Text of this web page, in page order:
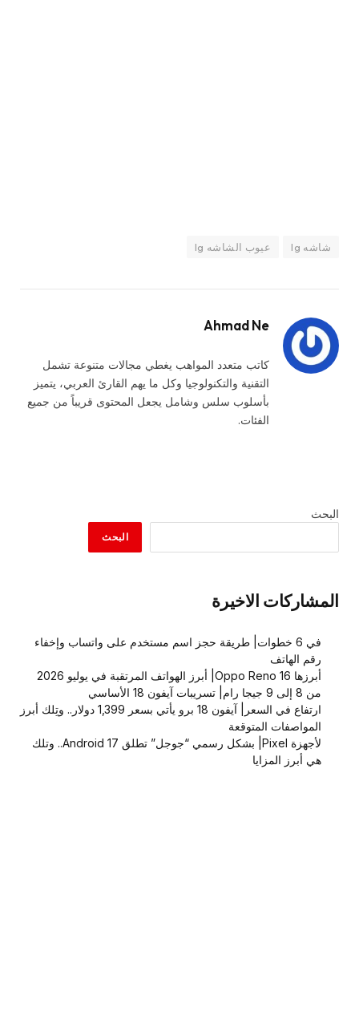
شاشه lg عيوب الشاشه lg
Ahmad Ne
كاتب متعدد المواهب يغطي مجالات متنوعة تشمل
التقنية والتكنولوجيا وكل ما يهم القارئ العربي، يتميز
بأسلوب سلس وشامل يجعل المحتوى قريباً من جميع
الفئات.
البحث
البحث
المشاركات الاخيرة
في 6 خطوات| طريقة حجز اسم مستخدم على واتساب وإخفاء
رقم الهاتف
أبرزها Oppo Reno 16| أبرز الهواتف المرتقبة في يوليو 2026
من 8 إلى 9 جيجا رام| تسريبات آيفون 18 الأساسي
ارتفاع في السعر| آيفون 18 برو يأتي بسعر 1,399 دولار.. وتِلك أبرز
المواصفات المتوقعة
لأجهزة Pixel| بشكل رسمي “جوجل” تطلق Android 17.. وتلك
هي أبرز المزايا